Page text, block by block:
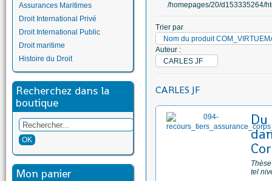
Assurances Maritimes
Droit International Privé
Droit International Public
Droit maritime
Histoire du Droit
Recherchez dans la
boutique
Mon panier
/homepages/20/d153335264/
Trier par
Nom du produit
Auteur :
CARLES JF
CARLES JF
tel